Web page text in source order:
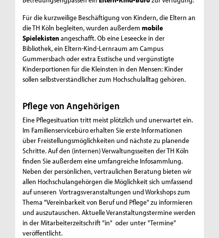
Für die kurzweilige Beschäftigung von Kindern, die Eltern an
die TH Köln begleiten, wurden außerdem mobile
Spielekistenangeschafft. Ob eine Leseecke in der
Bibliothek, ein Eltern-Kind-Lernraum am Campus
Gummersbach oder extra Esstische und vergünstigte
Kinderportionen für die Kleinsten in den Mensen: Kinder
sollen selbstverständlicher zum Hochschulalltag gehören.
Pflege von Angehörigen
Eine Pflegesituation tritt meist plötzlich und unerwartet ein.
Im Familienservicebüro erhalten Sie erste Informationen
über Freistellungsmöglichkeiten und nächste zu planende
Schritte. Auf den (internen) Verwaltungsseiten der TH Köln
finden Sie außerdem eine umfangreiche Infosammlung.
Neben der persönlichen, vertraulichen Beratung bieten wir
allen Hochschulangehörgen die Möglichkeit sich umfassend
auf unseren Vortragsveranstaltungen und Workshops zum
Thema "Vereinbarkeit von Beruf und Pflege" zu informieren
und auszutauschen. Aktuelle Veranstaltungstermine werden
in der Mitarbeiterzeitschrift "in" oder unter "Termine"
veröffentlicht.